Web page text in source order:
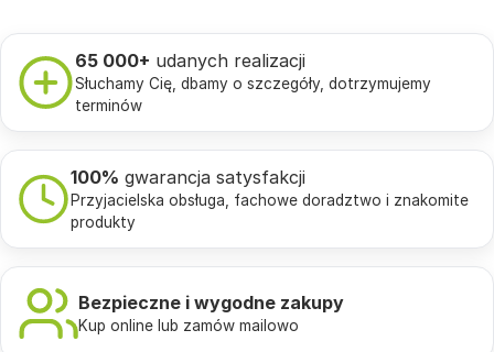
65 000+ udanych realizacji
Słuchamy Cię, dbamy o szczegóły, dotrzymujemy
terminów
100% gwarancja satysfakcji
Przyjacielska obsługa, fachowe doradztwo i znakomite
produkty
Bezpieczne i wygodne zakupy
Kup online lub zamów mailowo